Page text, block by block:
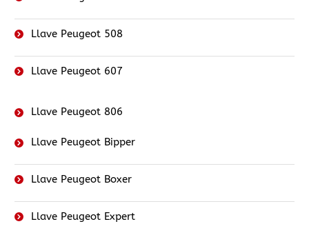
Llave Peugeot 508
Llave Peugeot 607
Llave Peugeot 806
Llave Peugeot Bipper
Llave Peugeot Boxer
Llave Peugeot Expert